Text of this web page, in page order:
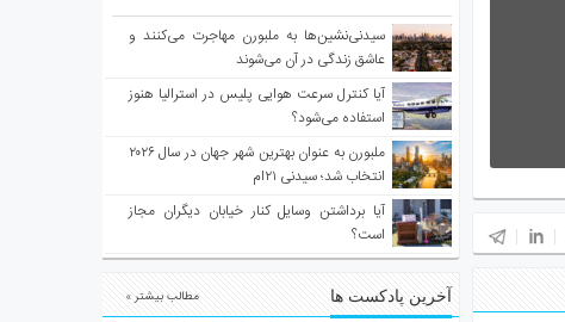
سیدنی‌نشین‌ها به ملبورن مهاجرت می‌کنند و
عاشق زندگی در آن می‌شوند
آیا کنترل سرعت هوایی پلیس در استرالیا هنوز
استفاده می‌شود؟
ملبورن به عنوان بهترین شهر جهان در سال ۲۰۲۶
انتخاب شد؛ سیدنی ۲۱‌ام
آیا برداشتن وسایل کنار خیابان دیگران مجاز
است؟
آخرین پادکست ها مطالب بیشتر »